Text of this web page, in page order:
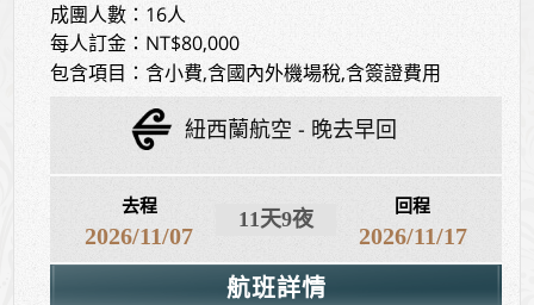
成團人數：16人
每人訂金：NT$80,000
包含項目：含小費,含國內外機場稅,含簽證費用
紐西蘭航空 晚去早回
去程
2026/11/07
11天9夜
回程
2026/11/17
航班詳情